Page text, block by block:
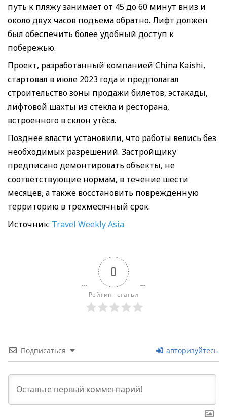
путь к пляжу занимает от 45 до 60 минут вниз и
около двух часов подъема обратно. Лифт должен
был обеспечить более удобный доступ к
побережью.
Проект, разработанный компанией China Kaishi,
стартовал в июле 2023 года и предполагал
строительство зоны продажи билетов, эстакады,
лифтовой шахты из стекла и ресторана,
встроенного в склон утёса.
Позднее власти установили, что работы велись без
необходимых разрешений. Застройщику
предписано демонтировать объекты, не
соответствующие нормам, в течение шести
месяцев, а также восстановить поврежденную
территорию в трехмесячный срок.
Источник: Travel Weekly Asia
0
Рейтинг статьи
Подписаться авторизуйтесь